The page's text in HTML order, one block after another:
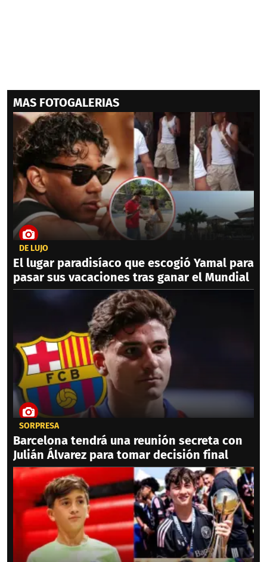
MAS FOTOGALERIAS
DE LUJO
El lugar paradisíaco que escogió Yamal para
pasar sus vacaciones tras ganar el Mundial
SORPRESA
Barcelona tendrá una reunión secreta con
Julián Álvarez para tomar decisión final